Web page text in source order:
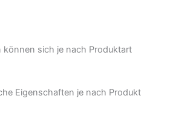
können sich je nach Produktart
Eigenschaften je nach Produkt